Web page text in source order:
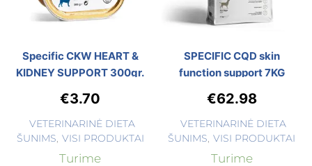
Specific CKW HEART &
KIDNEY SUPPORT 300gr.
€3.70
VETERINARINĖ DIETA
ŠUNIMS VISI PRODUKTAI
Turime
SPECIFIC CQD skin
function support 7KG
€62.98
VETERINARINĖ DIETA
ŠUNIMS VISI PRODUKTAI
Turime